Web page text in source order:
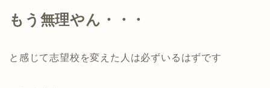
もう無理やん・・・
と感じて志望校を変えた人は必ずいるはずです